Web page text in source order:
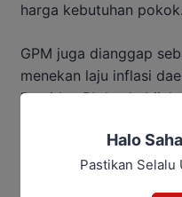
harga kebutuhan pokok.
GPM juga dianggap
menekan laju inflasi
Presiden RI dan
Baca Juga:
Halo
Pastikan Selalu